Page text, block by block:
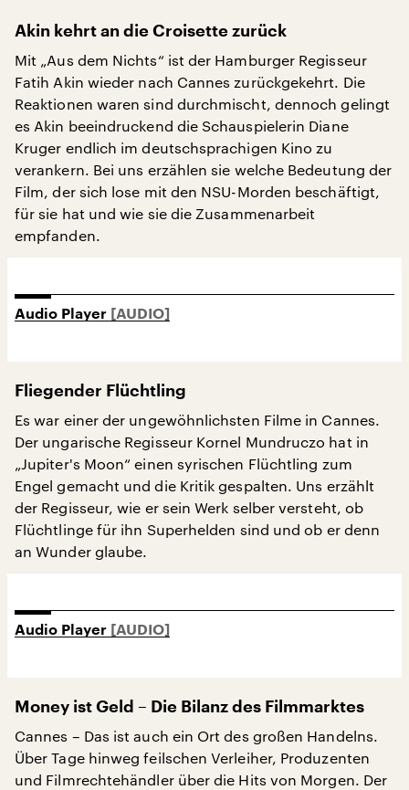
Akin kehrt an die Croisette zurück
Mit „Aus dem Nichts“ ist der Hamburger Regisseur
Fatih Akin wieder nach Cannes zurückgekehrt. Die
Reaktionen waren sind durchmischt, dennoch gelingt
es Akin beeindruckend die Schauspielerin Diane
Kruger endlich im deutschsprachigen Kino zu
verankern. Bei uns erzählen sie welche Bedeutung der
Film, der sich lose mit den NSU-Morden beschäftigt,
für sie hat und wie sie die Zusammenarbeit
empfanden.
Audio Player
Fliegender Flüchtling
Es war einer der ungewöhnlichsten Filme in Cannes.
Der ungarische Regisseur Kornel Mundruczo hat in
„Jupiter's Moon“ einen syrischen Flüchtling zum
Engel gemacht und die Kritik gespalten. Uns erzählt
der Regisseur, wie er sein Werk selber versteht, ob
Flüchtlinge für ihn Superhelden sind und ob er denn
an Wunder glaube.
Audio Player
Money ist Geld – Die Bilanz des Filmmarktes
Cannes – Das ist auch ein Ort des großen Handelns.
Über Tage hinweg feilschen Verleiher, Produzenten
und Filmrechtehändler über die Hits von Morgen. Der